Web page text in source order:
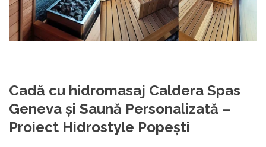
Cadă cu hidromasaj Caldera Spas
Geneva şi Saună Personalizată –
Proiect Hidrostyle Popeşti